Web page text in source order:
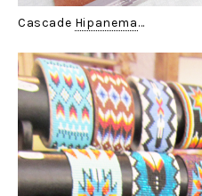
Cascade Hipanema…